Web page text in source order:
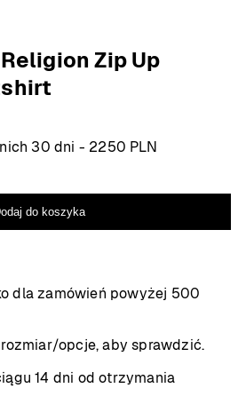
Zip Up
PLN
30 dni - 2250 PLN
do koszyka
dla zamówień powyżej 500
opcje, aby sprawdzić.
14 dni od otrzymania